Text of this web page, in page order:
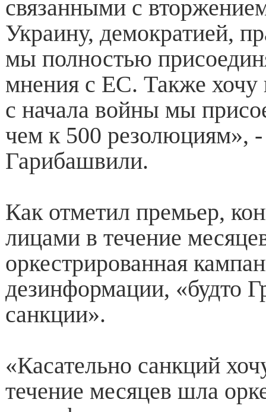
связанными с
Украину, демократией,
мы полностью
мнения с ЕС. Также хочу
с начала войны мы
чем к 500 резолюциям», -
Гарибашвили.
Как отметил премьер,
лицами в течение
оркестрированная
дезинформации, «будто
санкции».
«Касательно санкций
течение месяцев шла